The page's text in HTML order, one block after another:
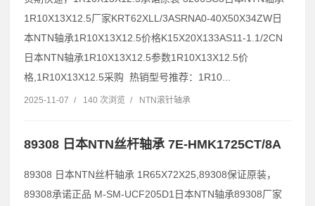
1R10X13X12.5厂家KRT62XLL/3ASRNA0-40X50X34ZW日
本NTN轴承1R10X13X12.5价格K15X20X133AS11-1.1/2CN
日本NTN轴承1R10X13X12.5参数1R10X13X12.5价
格,1R10X13X12.5采购 热销型号推荐：1R10...
2025-11-07 / 140 次浏览 / NTN滚针轴承
89308 日本NTN丝杆轴承 7E-HMK1725CT/8A
89308 日本NTN丝杆轴承 1R65X72X25,89308保证原装，
89308承诺正品 M-SM-UCF205D1日本NTN轴承89308厂家